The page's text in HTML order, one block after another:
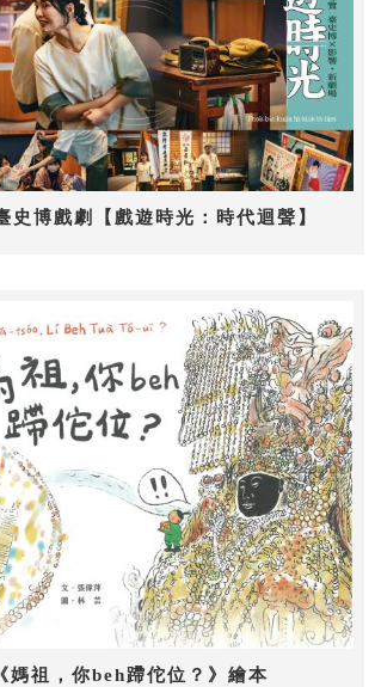
博戲劇【戲遊時光：時代迴聲】
媽祖，你beh蹛佗位？》繪本